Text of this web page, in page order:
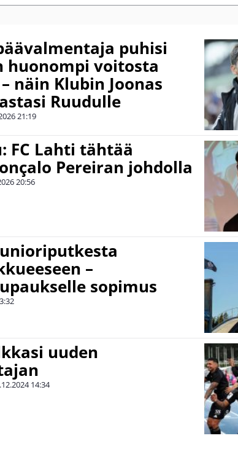
puhisi
huonompi voitosta
näin Klubin Joonas
Ruudulle
21:19
FC Lahti tähtää
Pereiran johdolla
20:56
–
sopimus
uuden
14:34